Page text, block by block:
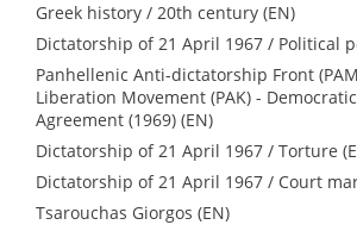
Greek history / 20th century (EN)
Dictatorship of 21 April 1967 / Political
Panhellenic Anti-dictatorship Front
Liberation Movement (PAK) -
Agreement (1969) (EN)
Dictatorship of 21 April 1967 / Torture
Dictatorship of 21 April 1967 / Court
Tsarouchas Giorgos (EN)